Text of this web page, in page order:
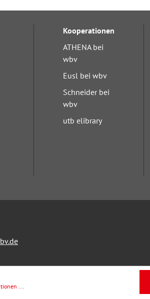
Kooperationen
ATHENA bei
wbv
Eusl bei wbv
Schneider bei
wbv
utb elibrary
...